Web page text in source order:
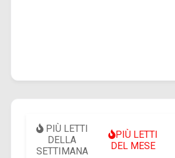
PIÙ LETTI
DELLA
SETTIMANA
PIÙ LETTI
DEL MESE